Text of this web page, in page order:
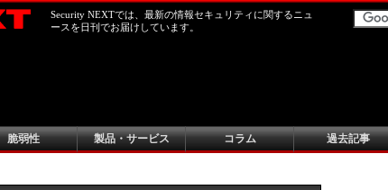
Security NEXTでは、最新の情報セキュリティに関するニュ
ースを日刊でお届けしています。
脆弱性 製品・サービス コラム 過去記事